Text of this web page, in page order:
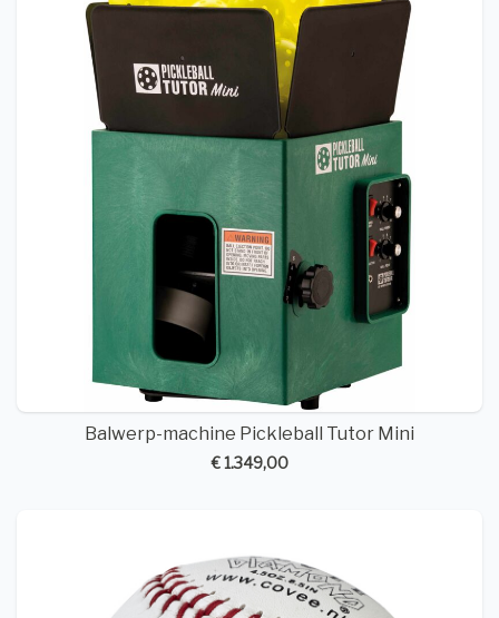
Balwerp-machine Pickleball Tutor Mini
€ 1.349,00